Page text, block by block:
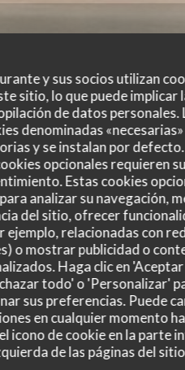
y sus socios utilizan
sitio, lo que puede implicar
de datos personales.
denominadas
y se instalan por
opcionales requieren
Estas cookies
analizar su navegación,
del sitio, ofrecer
ejemplo, relacionadas con
o mostrar publicidad o
Haga clic en
todo' o 'Personalizar'
sus preferencias. Puede
en cualquier momento
icono de cookie en la parte
de las páginas del
clientes
Calidad / Precio 4/5
sur google, je crois
vous reçu et lu? Confirmez